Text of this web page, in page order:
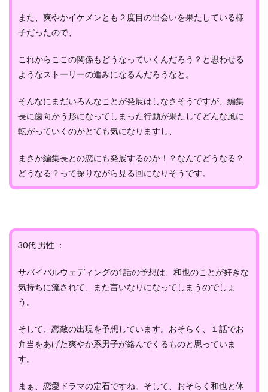
また、爽やかイケメンとも２度目の出会いを果たしている様
子だったので、
これからここの関係もどうなっていくんだろう？と思わせる
ようなストーリーの進みになるんだろうなと。
そんなにまだいろんなことが発展はしなさそうですが、編集
長に歯向かう形になってしまった行動が果たしてどんな風に
転がっていくのかとても気になりますし、
まさか編集長との恋にも発展するのか！？なんてどうなる？
どうなる？って探りながら見る回になりそうです。
30代 男性 ：
サバイバルウェディングの1話の予想は、和也のことが好きな
気持ちに流されて、また言いなりになってしまうのでしょ
う。
そして、恋敵の出現を予想しています。おそらく、１話でお
弁当をあげた爽やか系男子が絡んでくるものと思っていま
す。
まぁ、恋愛ドラマの定石ですね。そして、おそらく和也と体